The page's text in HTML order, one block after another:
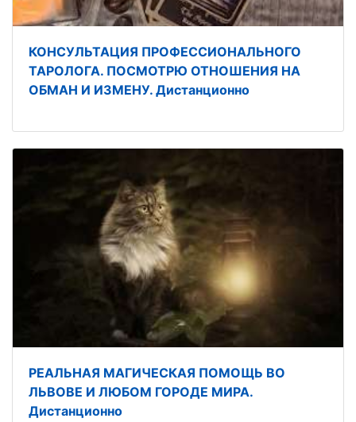
КОНСУЛЬТАЦИЯ ПРОФЕССИОНАЛЬНОГО
ТАРОЛОГА. ПОСМОТРЮ ОТНОШЕНИЯ НА
ОБМАН И ИЗМЕНУ. Дистанционно
РЕАЛЬНАЯ МАГИЧЕСКАЯ ПОМОЩЬ ВО
ЛЬВОВЕ И ЛЮБОМ ГОРОДЕ МИРА.
Дистанционно